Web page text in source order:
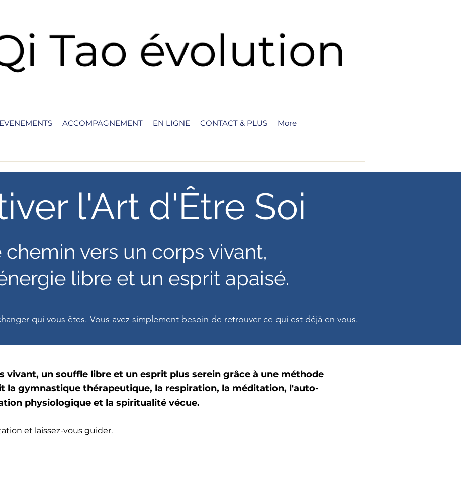
Tao évolution
EVENEMENTS ACCOMPAGNEMENT EN LIGNE CONTACT & PLUS More
l'Art d'Être Soi
chemin vers un corps vivant,
libre et un esprit apaisé.
qui vous êtes. Vous avez simplement besoin de retrouver ce qui est déjà en vous.
vivant, un souffle libre et un esprit plus serein grâce à une méthode
la gymnastique thérapeutique, la respiration, la méditation, l'auto-
physiologique et la spiritualité vécue.
et laissez-vous guider.